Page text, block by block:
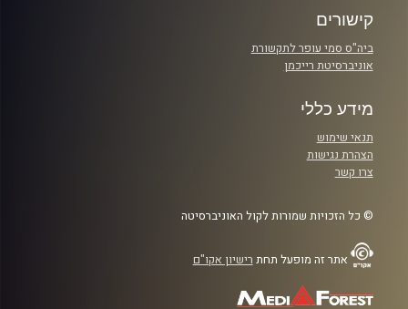
קישורים
ביה"ס סמי עופר לתקשורת
אוניברסיטת רייכמן
מידע כללי
תנאי שימוש
הצהרת נגישות
צרו קשר
© כל הזכויות שמורות לקול האוניברסיטה
אתר זה מופעל תחת רישיון אקו"ם